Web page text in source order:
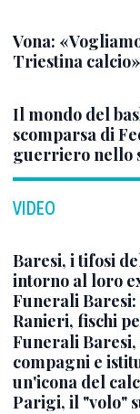
Vona:
Triestina calcio»
Il mondo del
scomparsa di
guerriero nello
VIDEO
Baresi, i tifosi
intorno al loro
Funerali
Ranieri, fischi
Funerali
compagni e
un'icona del
Parigi, il "volo"